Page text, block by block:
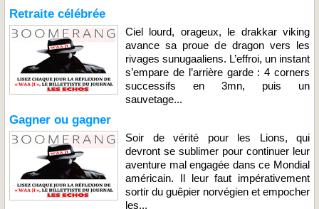
Retraite célébrée
Ciel lourd, orageux, le drakkar viking
avance sa proue de dragon vers les
rivages sunugaaliens. L’effroi, un instant
s’empare de l’arrière garde : 4 corners
successifs en 3mn, puis un
sauvetage...
Gagner ou gagner
Soir de vérité pour les Lions, qui
devront se sublimer pour continuer leur
aventure mal engagée dans ce Mondial
américain. Il leur faut impérativement
sortir du guêpier norvégien et empocher
les...